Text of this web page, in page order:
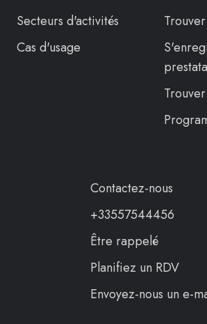
Secteurs d'activités
Cas d'usage
Contactez-nous
+33557544456
Être rappelé
Planifiez un RDV
Envoyez-nous un e-